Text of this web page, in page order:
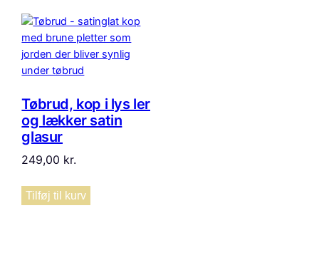
Tøbrud, kop i lys ler
og lækker satin
glasur
249,00 kr.
Tilføj til kurv